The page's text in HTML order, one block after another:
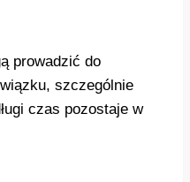
prowadzić do
szczególnie
czas pozostaje w